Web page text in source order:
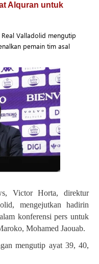
Alquran untuk
Valladolid mengutip
pemain tim asal
Victor Horta, direktur
mengejutkan hadirin
konferensi pers untuk
Mohamed Jaouab.
mengutip ayat 39, 40,